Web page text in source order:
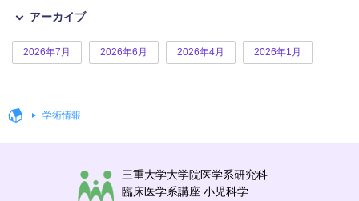
アーカイブ
2026年7月 2026年6月 2026年4月 2026年1月
学術情報
三重大学大学院医学系研究科
臨床医学系講座 小児科学